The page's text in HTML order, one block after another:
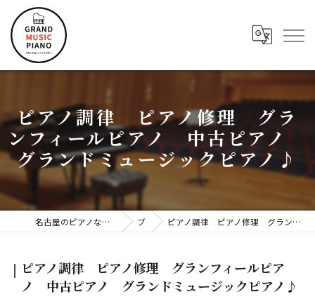
ピアノ調律 ピアノ修理 グラ
ンフィールピアノ 中古ピアノ
グランドミュージックピアノ♪
名古屋のピアノならグランドミュージックピアノ株式会社 ブログ ピアノ調律 ピアノ修理 グランフィールピアノ 中古ピアノ グランドミュージックピアノ♪
ピアノ調律 ピアノ修理 グランフィールピア
ノ 中古ピアノ グランドミュージックピアノ♪